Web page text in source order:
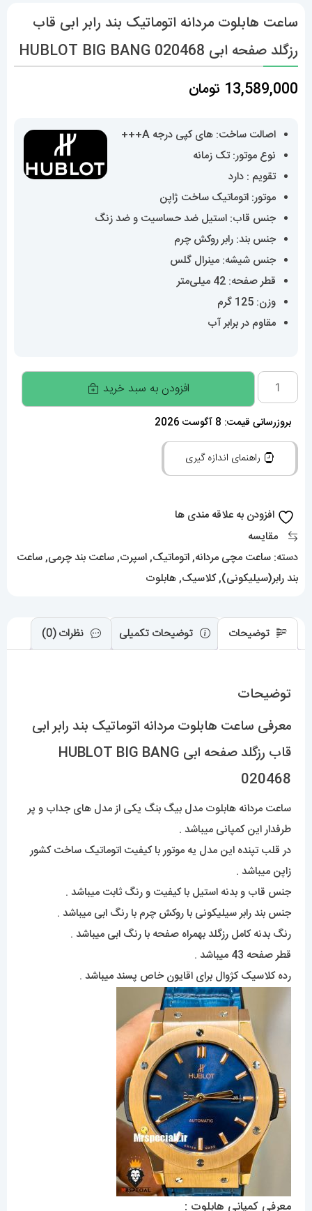
ساعت هابلوت مردانه اتوماتیک بند رابر ابی قاب
رزگلد صفحه ابی HUBLOT BIG BANG 020468
13,589,000 تومان
اصالت ساخت: های کپی درجه A+++
نوع موتور: تک زمانه
تقویم : دارد
موتور: اتوماتیک ساخت ژاپن
جنس قاب: استیل ضد حساسیت و ضد زنگ
جنس بند: رابر روکش چرم
جنس شیشه: مینرال گلس
قطر صفحه: 42 میلی‌متر
وزن: 125 گرم
مقاوم در برابر آب
ساعت
هابلوت
مردانه
اتوماتیک
قاب
ابی
BIG
BANG
عدد
افزودن به سبد خرید
بروزرسانی قیمت: 8 آگوست 2026
راهنمای اندازه گیری
افزودن به علاقه مندی ها
مقایسه
دسته: ساعت مچی مردانه,اتوماتیک,اسپرت,ساعت بند چرمی,ساعت
بند رابر(سیلیکونی),کلاسیک,هابلوت
توضیحات توضیحات تکمیلی نظرات (0)
توضیحات
معرفی ساعت هابلوت مردانه اتوماتیک بند رابر ابی
قاب رزگلد صفحه ابی HUBLOT BIG BANG
020468
ساعت مردانه هابلوت مدل بیگ بنگ یکی از مدل های جداب و پر
طرفدار این کمپانی میباشد .
در قلب تپنده این مدل یه موتور با کیفیت اتوماتیک ساخت کشور
زاپن میباشد .
جنس قاب و بدنه استیل با کیفیت و رنگ ثابت میباشد .
جنس بند رابر سیلیکونی با روکش چرم با رنگ ابی میباشد .
رنگ بدنه کامل رزگلد بهمراه صفحه با رنگ ابی میباشد .
قطر صفحه 43 میباشد .
رده کلاسیک کژوال برای اقایون خاص پسند میباشد .
معرفی کمپانی هابلوت :